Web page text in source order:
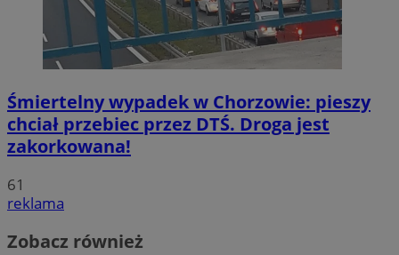
Śmiertelny wypadek w Chorzowie: pieszy
chciał przebiec przez DTŚ. Droga jest
zakorkowana!
61
reklama
Zobacz również